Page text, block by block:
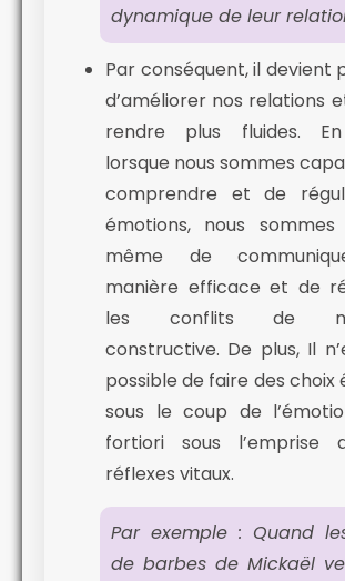
dynamique de leur
Par conséquent, il devient
d’améliorer nos relations
rendre plus fluides.
lorsque nous sommes
comprendre et de
émotions, nous
même de
manière efficace et de
les conflits de
constructive. De plus, Il
possible de faire des choix
sous le coup de
fortiori sous l’emprise
réflexes vitaux.
Par exemple : Quand
de barbes de Mickaël